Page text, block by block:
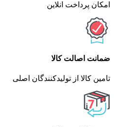
امکان پرداخت انلاین
ضمانت اصالت کالا
تامین کالا از تولیدکنندگان اصلی